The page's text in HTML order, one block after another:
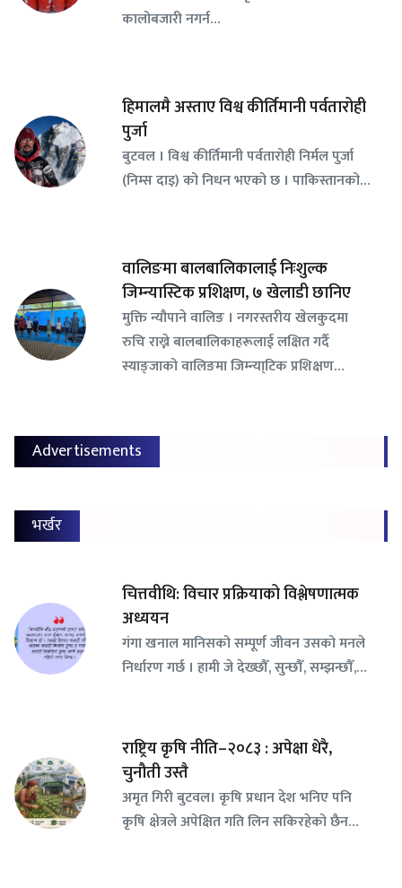
कालोबजारी नगर्न…
हिमालमै अस्ताए विश्व कीर्तिमानी पर्वतारोही
पुर्जा
बुटवल । विश्व कीर्तिमानी पर्वतारोही निर्मल पुर्जा
(निम्स दाइ) को निधन भएको छ । पाकिस्तानको…
वालिङमा बालबालिकालाई निःशुल्क
जिम्न्यास्टिक प्रशिक्षण, ७ खेलाडी छानिए
​मुक्ति न्यौपाने वालिङ । नगरस्तरीय खेलकुदमा
रुचि राख्ने बालबालिकाहरूलाई लक्षित गर्दै
स्याङ्जाको वालिङमा जिम्न्या्टिक प्रशिक्षण…
Advertisements
भर्खर
चित्तवीथि: विचार प्रक्रियाको विश्लेषणात्मक
अध्ययन
गंगा खनाल मानिसको सम्पूर्ण जीवन उसको मनले
निर्धारण गर्छ । हामी जे देख्छौँ, सुन्छौँ, सम्झन्छौँ,…
राष्ट्रिय कृषि नीति–२०८३ : अपेक्षा धेरै,
चुनौती उस्तै
अमृत गिरी बुटवल। कृषि प्रधान देश भनिए पनि
कृषि क्षेत्रले अपेक्षित गति लिन सकिरहेको छैन…